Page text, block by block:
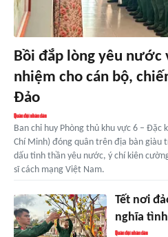
Bồi đắp lòng yêu nước
nhiệm cho cán bộ,
Đảo
Ban chỉ huy Phòng thủ khu vực 6 – Đặc
Chí Minh) đóng quân trên địa bàn giàu
dấu tinh thần yêu nước, ý chí kiên
sĩ cách mạng Việt Nam.
Tết nơi
nghĩa